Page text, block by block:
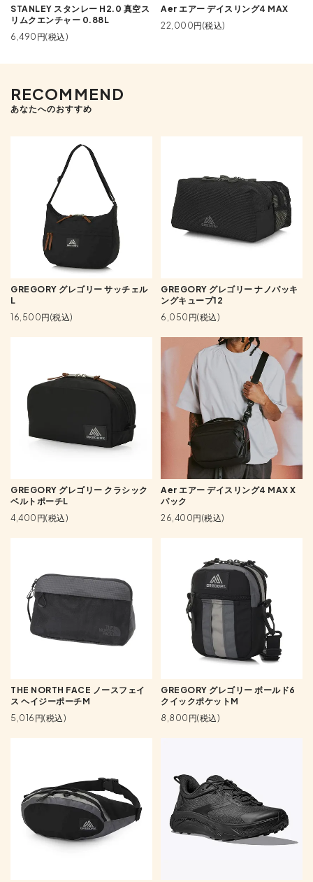
STANLEY スタンレー H2.0 真空ス
リムクエンチャー 0.88L
6,490円(税込)
Aer エアー デイスリング4 MAX
22,000円(税込)
RECOMMEND
あなたへのおすすめ
GREGORY グレゴリー サッチェル
L
16,500円(税込)
GREGORY グレゴリー ナノパッキ
ングキューブ12
6,050円(税込)
GREGORY グレゴリー クラシック
ベルトポーチL
4,400円(税込)
Aer エアー デイスリング4 MAX X
パック
26,400円(税込)
THE NORTH FACE ノースフェイ
ス ヘイジーポーチM
5,016円(税込)
GREGORY グレゴリー ボールド6
クイックポケットM
8,800円(税込)